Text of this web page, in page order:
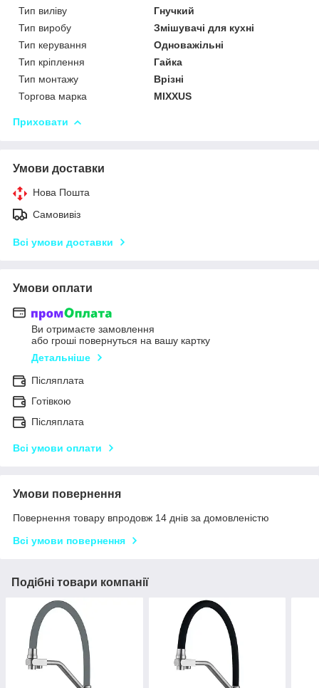
Тип виліву
Гнучкий
Тип виробу
Змішувачі для кухні
Тип керування
Одноважільні
Тип кріплення
Гайка
Тип монтажу
Врізні
Торгова марка
MIXXUS
Приховати
Умови доставки
Нова Пошта
Самовивіз
Всі умови доставки
Умови оплати
Ви отримаєте замовлення
або гроші повернуться на вашу картку
Детальніше
Післяплата
Готівкою
Післяплата
Всі умови оплати
Умови повернення
Повернення товару впродовж 14 днів за домовленістю
Всі умови повернення
Подібні товари компанії